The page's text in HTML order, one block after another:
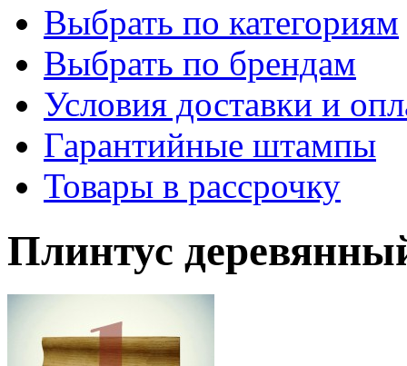
Выбрать по категориям
Выбрать по брендам
Условия доставки и
Гарантийные штампы
Товары в рассрочку
Плинтус